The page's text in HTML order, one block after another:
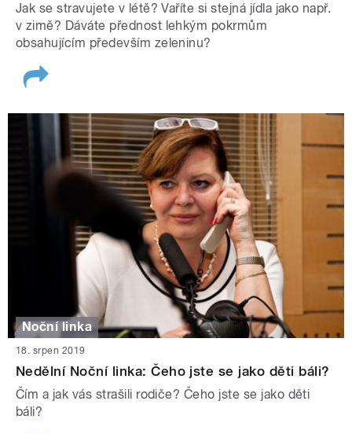
Jak se stravujete v létě? Vaříte si stejná jídla jako např.
v zimě? Dáváte přednost lehkým pokrmům
obsahujícím především zeleninu?
Noční linka
18. srpen 2019
Nedělní Noční linka: Čeho jste se jako děti báli?
Čím a jak vás strašili rodiče? Čeho jste se jako děti
báli?